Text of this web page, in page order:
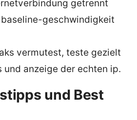
getrennt
geschwindigkeit
vermutest, teste gezielt
und anzeige der echten ip.
und Best